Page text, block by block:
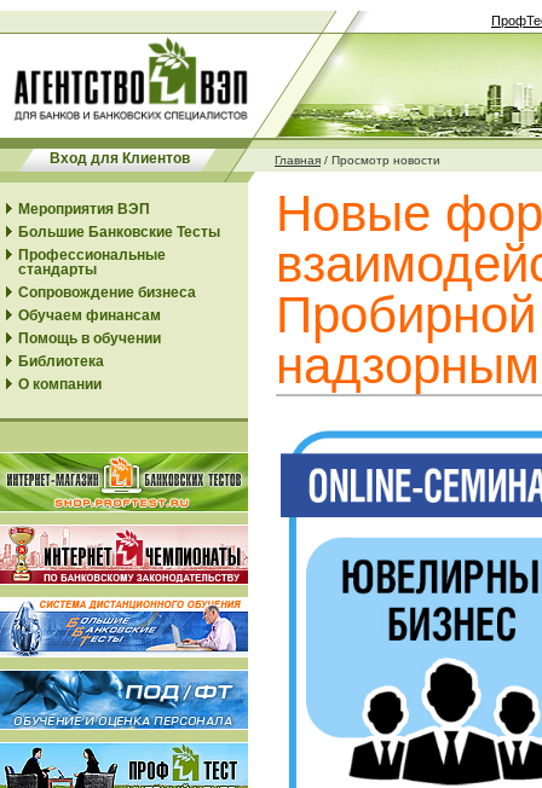
Вход для Клиентов Главная / Просмотр новости
Мероприятия ВЭП
Большие Банковские Тесты
Профессиональные
стандарты
Сопровождение бизнеса
Обучаем финансам
Помощь в обучении
Библиотека
О компании
Новые